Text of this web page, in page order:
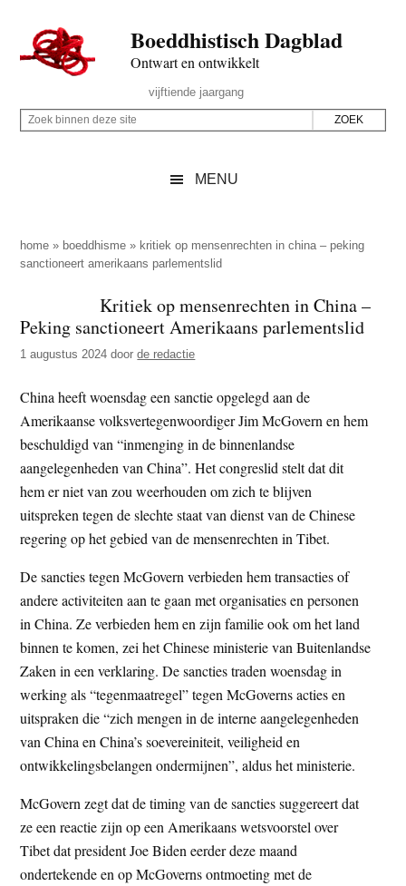
naar
de
inhoud
secondary
naar
de
sidebar
naar
de
Boeddhistisch Dagblad
Ontwart en ontwikkelt
Rechts
vijftiende jaargang
Z
p
d
z
e
i
t
e
Z
i
n
n
d
z
e
s
i
t
e
MENU
home » boeddhisme » kritiek op mensenrechten in china – peking
sanctioneert amerikaans parlementslid
Kritiek op mensenrechten in China –
Peking sanctioneert Amerikaans parlementslid
1 augustus 2024 doorde redactie
China heeft woensdag een sanctie opgelegd aan de
Amerikaanse volksvertegenwoordiger Jim McGovern en hem
beschuldigd van “inmenging in de binnenlandse
aangelegenheden van China”. Het congreslid stelt dat dit
hem er niet van zou weerhouden om zich te blijven
uitspreken tegen de slechte staat van dienst van de Chinese
regering op het gebied van de mensenrechten in Tibet.
De sancties tegen McGovern verbieden hem transacties of
andere activiteiten aan te gaan met organisaties en personen
in China. Ze verbieden hem en zijn familie ook om het land
binnen te komen, zei het Chinese ministerie van Buitenlandse
Zaken in een verklaring. De sancties traden woensdag in
werking als “tegenmaatregel” tegen McGoverns acties en
uitspraken die “zich mengen in de interne aangelegenheden
van China en China’s soevereiniteit, veiligheid en
ontwikkelingsbelangen ondermijnen”, aldus het ministerie.
McGovern zegt dat de timing van de sancties suggereert dat
ze een reactie zijn op een Amerikaans wetsvoorstel over
Tibet dat president Joe Biden eerder deze maand
ondertekende en op McGoverns ontmoeting met de